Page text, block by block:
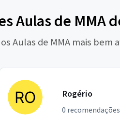
Aulas de MMA
Aulas de MMA mais bem
Rogério
0 recomendações